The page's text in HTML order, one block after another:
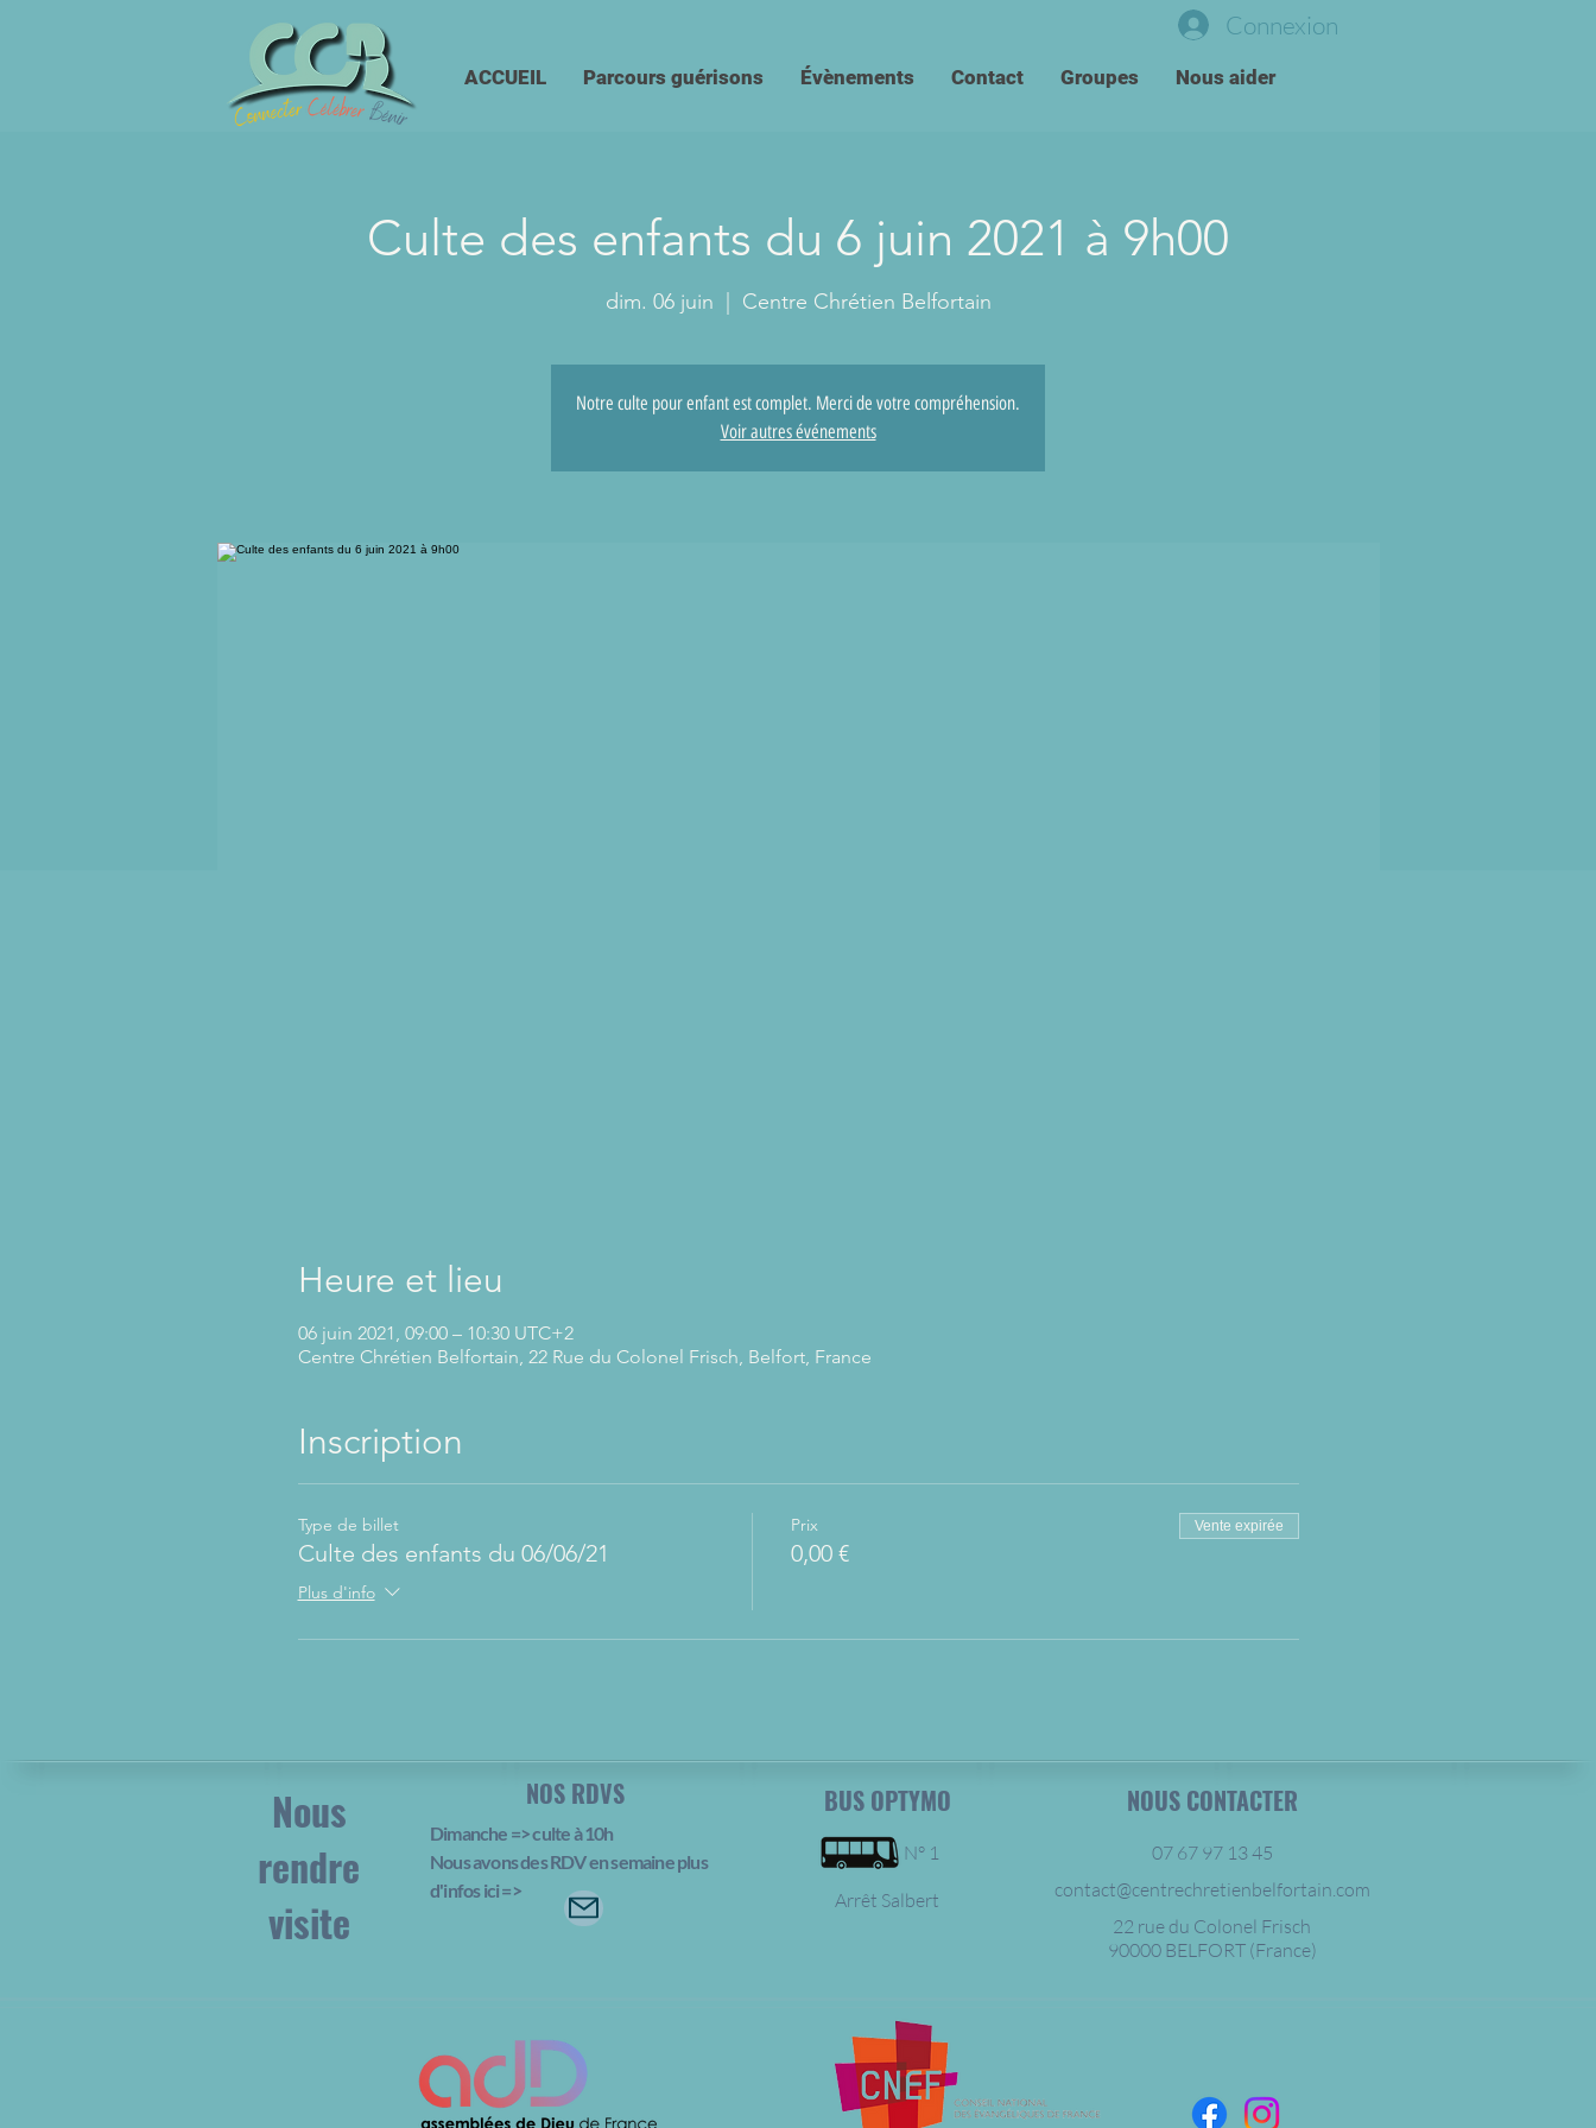
Connexion
ACCUEIL Parcours guérisons Évènements Contact Groupes Nous aider
Culte des enfants du 6 juin 2021 à 9h00
dim. 06 juin Centre Chrétien Belfortain
Notre culte pour enfant est complet. Merci de votre compréhension.
Voir autres événements
Heure et lieu
06 juin 2021, 09:00 – 10:30 UTC+2
Centre Chrétien Belfortain, 22 Rue du Colonel Frisch, Belfort, France
Inscription
Type de billet
Culte des enfants du 06/06/21
Plus d'info
Prix
0,00 €
Vente expirée
Nous
rendre
visite
NOS RDVS
Dimanche => culte à 10h
Nous avons des RDV en semaine plus
d'infos ici=>
BUS OPTYMO
N° 1
Arrêt Salbert
NOUS CONTACTER
07 67 97 13 45
contact@centrechretienbelfortain.com
22 rue du Colonel Frisch
90000 BELFORT (France)